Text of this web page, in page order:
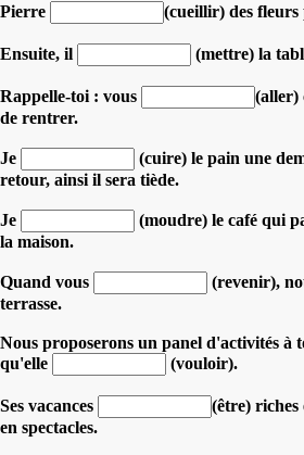
Pierre (cueillir) des
Ensuite, il (mettre) la
Rappelle-toi : vous
(aller)
de rentrer.
Je
(cuire) le pain une
retour, ainsi il sera tiède.
Je
(moudre) le café qui
la maison.
Quand vous
(revenir),
terrasse.
Nous proposerons un panel d'activités à
qu'elle
(vouloir).
Ses vacances
(être) riches
en spectacles.